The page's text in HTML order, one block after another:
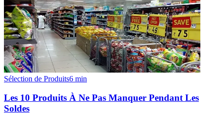
Sélection de Produits6 min
Les 10 Produits À Ne Pas Manquer Pendant Les
Soldes